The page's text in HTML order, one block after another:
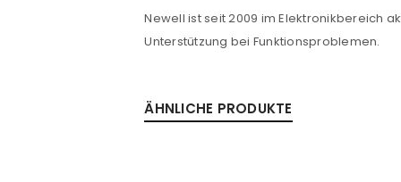
Newell ist seit 2009 im Elektronikbereich
Unterstützung bei Funktionsproblemen.
ÄHNLICHE PRODUKTE